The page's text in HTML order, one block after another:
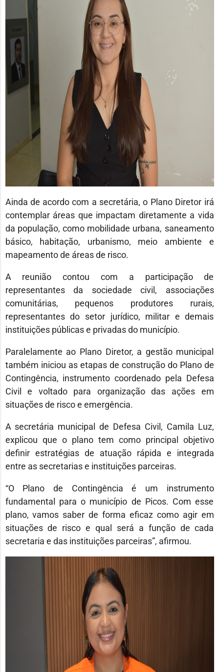
Ainda de acordo com a secretária, o Plano Diretor irá
contemplar áreas que impactam diretamente a vida
da população, como mobilidade urbana, saneamento
básico, habitação, urbanismo, meio ambiente e
mapeamento de áreas de risco.
A reunião contou com a participação de
representantes da sociedade civil, associações
comunitárias, pequenos produtores rurais,
representantes do setor jurídico, militar e demais
instituições públicas e privadas do município.
Paralelamente ao Plano Diretor, a gestão municipal
também iniciou as etapas de construção do Plano de
Contingência, instrumento coordenado pela Defesa
Civil e voltado para organização das ações em
situações de risco e emergência.
A secretária municipal de Defesa Civil, Camila Luz,
explicou que o plano tem como principal objetivo
definir estratégias de atuação rápida e integrada
entre as secretarias e instituições parceiras.
“O Plano de Contingência é um instrumento
fundamental para o município de Picos. Com esse
plano, vamos saber de forma eficaz como agir em
situações de risco e qual será a função de cada
secretaria e das instituições parceiras”, afirmou.